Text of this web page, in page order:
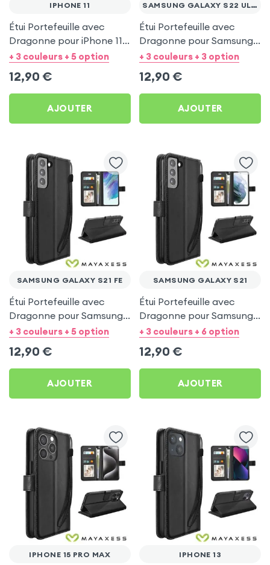
IPHONE 11
Étui Portefeuille avec
Dragonne pour iPhone 11 -
Noir Mayaxess
+ 3 couleurs + 5 option
12,90 €
AJOUTER
SAMSUNG GALAXY S22 ULTRA
Étui Portefeuille avec
Dragonne pour Samsung
Galaxy S22 Ultra - Noir
+ 3 couleurs + 3 option
12,90 €
AJOUTER
SAMSUNG GALAXY S21 FE
Étui Portefeuille avec
Dragonne pour Samsung
Galaxy S21 FE - Noir
+ 3 couleurs + 5 option
12,90 €
AJOUTER
SAMSUNG GALAXY S21
Étui Portefeuille avec
Dragonne pour Samsung
Galaxy S21 - Noir
+ 3 couleurs + 6 option
12,90 €
AJOUTER
IPHONE 15 PRO MAX IPHONE 13